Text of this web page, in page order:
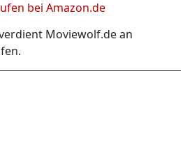
bei Amazon.de
Moviewolf.de an